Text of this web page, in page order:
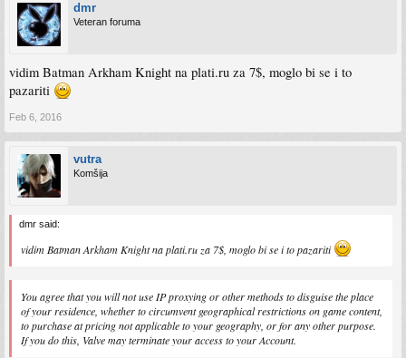
dmr
Veteran foruma
vidim Batman Arkham Knight na plati.ru za 7$, moglo bi se i to
pazariti
Feb 6, 2016
vutra
Komšija
dmr said:
vidim Batman Arkham Knight na plati.ru za 7$, moglo bi se i to pazariti
You agree that you will not use IP proxying or other methods to disguise the place
of your residence, whether to circumvent geographical restrictions on game content,
to purchase at pricing not applicable to your geography, or for any other purpose.
If you do this, Valve may terminate your access to your Account.